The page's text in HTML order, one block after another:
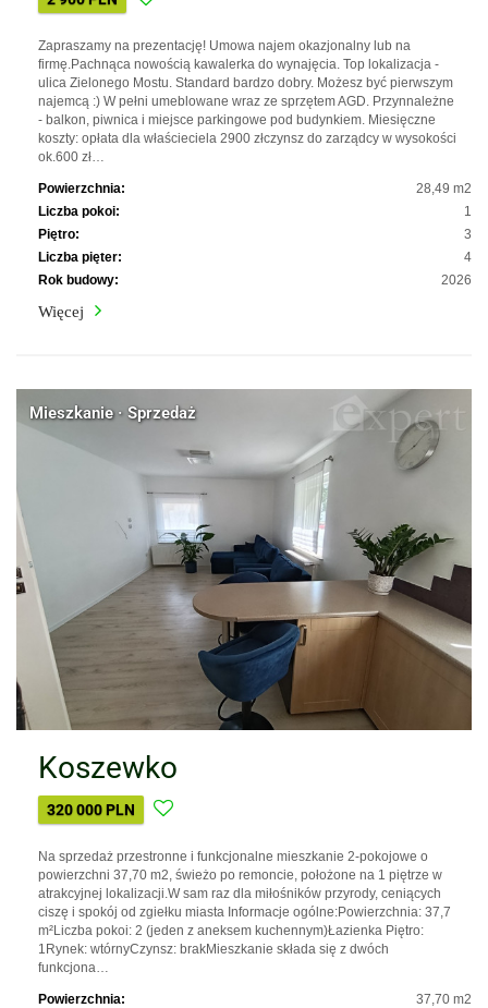
Zapraszamy na prezentację! Umowa najem okazjonalny lub na
firmę.Pachnąca nowością kawalerka do wynajęcia. Top lokalizacja -
ulica Zielonego Mostu. Standard bardzo dobry. Możesz być pierwszym
najemcą :) W pełni umeblowane wraz ze sprzętem AGD. Przynnależne
- balkon, piwnica i miejsce parkingowe pod budynkiem. Miesięczne
koszty: opłata dla właścieciela 2900 złczynsz do zarządcy w wysokości
ok.600 zł…
Powierzchnia:
28,49 m2
Liczba pokoi:
1
Piętro:
3
Liczba pięter:
4
Rok budowy:
2026
Więcej
Mieszkanie · Sprzedaż
Koszewko
320 000 PLN
Na sprzedaż przestronne i funkcjonalne mieszkanie 2-pokojowe o
powierzchni 37,70 m2, świeżo po remoncie, położone na 1 piętrze w
atrakcyjnej lokalizacji.W sam raz dla miłośników przyrody, ceniących
ciszę i spokój od zgiełku miasta Informacje ogólne:Powierzchnia: 37,7
m²Liczba pokoi: 2 (jeden z aneksem kuchennym)Łazienka Piętro:
1Rynek: wtórnyCzynsz: brakMieszkanie składa się z dwóch
funkcjona…
Powierzchnia:
37,70 m2